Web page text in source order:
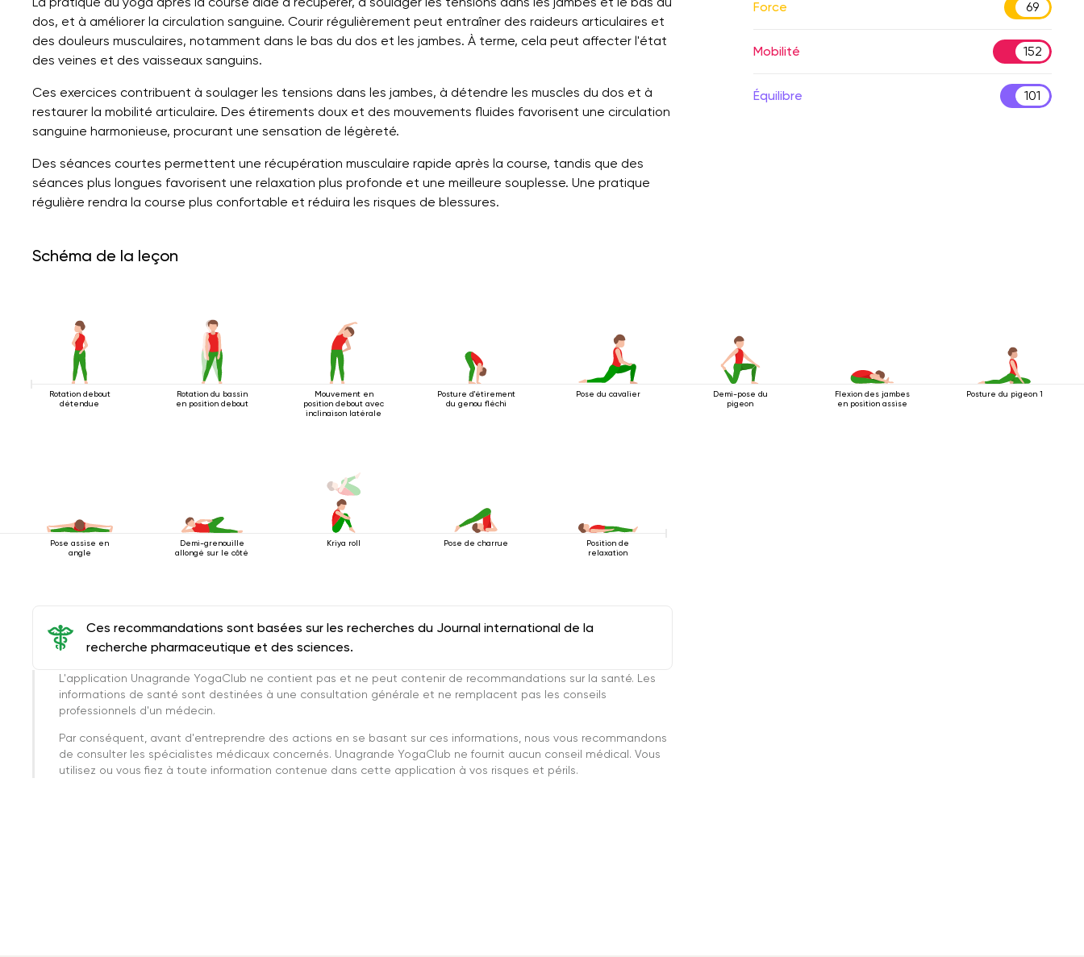
dos, et à améliorer la circulation sanguine. Courir régulièrement peut entraîner des raideurs articulaires et
des douleurs musculaires, notamment dans le bas du dos et les jambes. À terme, cela peut affecter l'état
des veines et des vaisseaux sanguins.
Ces exercices contribuent à soulager les tensions dans les jambes, à détendre les muscles du dos et à
restaurer la mobilité articulaire. Des étirements doux et des mouvements fluides favorisent une circulation
sanguine harmonieuse, procurant une sensation de légèreté.
Des séances courtes permettent une récupération musculaire rapide après la course, tandis que des
séances plus longues favorisent une relaxation plus profonde et une meilleure souplesse. Une pratique
régulière rendra la course plus confortable et réduira les risques de blessures.
Force 69
Mobilité 152
Équilibre 101
Schéma de la leçon
Rotation debout
détendue
Rotation du bassin
en position debout
Mouvement en
position debout avec
inclinaison latérale
Posture d'étirement
du genou fléchi
Pose du cavalier
Demi-pose du
pigeon
Flexion des jambes
en position assise
Posture du pigeon 1
Pose assise en
angle
Demi-grenouille
allongé sur le côté
Kriya roll Pose de charrue
Position de
relaxation
Ces recommandations sont basées sur les recherches du Journal international de la
recherche pharmaceutique et des sciences.
L'application Unagrande YogaClub ne contient pas et ne peut contenir de recommandations sur la santé. Les
informations de santé sont destinées à une consultation générale et ne remplacent pas les conseils
professionnels d'un médecin.
Par conséquent, avant d'entreprendre des actions en se basant sur ces informations, nous vous recommandons
de consulter les spécialistes médicaux concernés. Unagrande YogaClub ne fournit aucun conseil médical. Vous
utilisez ou vous fiez à toute information contenue dans cette application à vos risques et périls.